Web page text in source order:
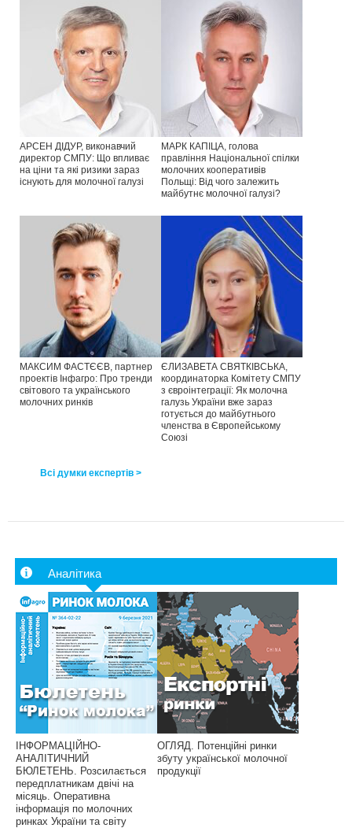
АРСЕН ДІДУР, виконавчий
директор СМПУ: Що впливає
на ціни та які ризики зараз
існують для молочної галузі
МАРК КАПІЦА, голова
правління Національної спілки
молочних кооперативів
Польщі: Від чого залежить
майбутнє молочної галузі?
МАКСИМ ФАСТЄЄВ, партнер
проектів Інфагро: Про тренди
світового та українського
молочних ринків
ЄЛИЗАВЕТА СВЯТКІВСЬКА,
координаторка Комітету СМПУ
з євроінтеграції: Як молочна
галузь України вже зараз
готується до майбутнього
членства в Європейському
Союзі
Всі думки експертів >
Аналітика
ІНФОРМАЦІЙНО-
АНАЛІТИЧНИЙ
БЮЛЕТЕНЬ. Розсилається
передплатникам двічі на
місяць. Оперативна
інформація по молочних
ринках України та світу
ОГЛЯД. Потенційні ринки
збуту української молочної
продукції